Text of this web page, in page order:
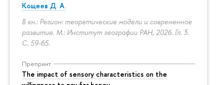
Кощеев Д. А.
В кн.: Регион: теоретические модели и современное
развитие. М.: Институт географии РАН, 2026. Гл. 3.
С. 59-65.
Препринт
The impact of sensory characteristics on the